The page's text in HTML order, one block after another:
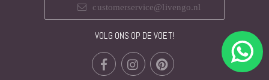
customerservice@livengo.nl
VOLG ONS OP DE VOET!